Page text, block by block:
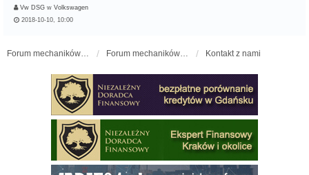
Vw DSG w Volkswagen
2018-10-10, 10:00
Forum mechaników samochodowych - forum-mechaniczne.pl Forum mechaników samochodowych Kontakt z nami